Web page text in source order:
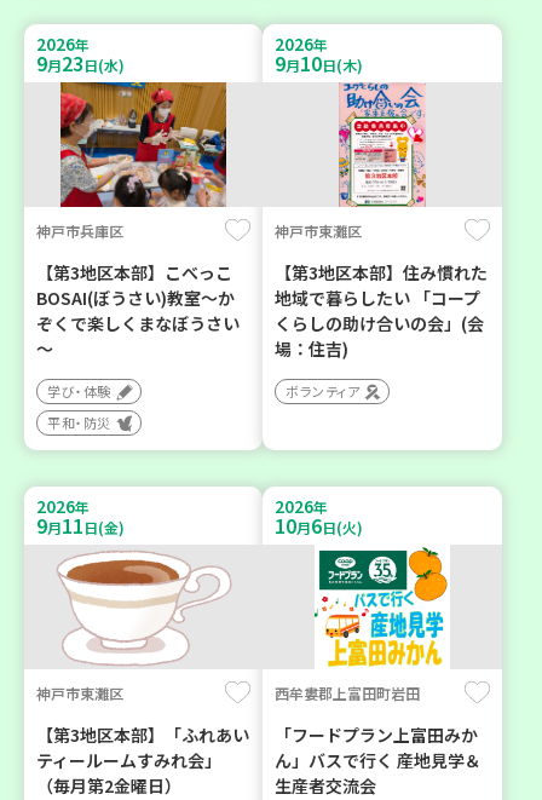
2026年
9月23日(水)
神戸市兵庫区
【第3地区本部】こべっこ
BOSAI(ぼうさい)教室～か
ぞくで楽しくまなぼうさい
～
学び・体験
平和・防災
2026年
9月10日(木)
神戸市東灘区
【第3地区本部】住み慣れた
地域で暮らしたい 「コープ
くらしの助け合いの会」(会
場：住吉)
ボランティア
2026年
9月11日(金)
神戸市東灘区
【第3地区本部】「ふれあい
ティールームすみれ会」
（毎月第2金曜日）
2026年
10月6日(火)
西牟婁郡上富田町岩田
「フードプラン上富田みか
ん」バスで行く 産地見学＆
生産者交流会